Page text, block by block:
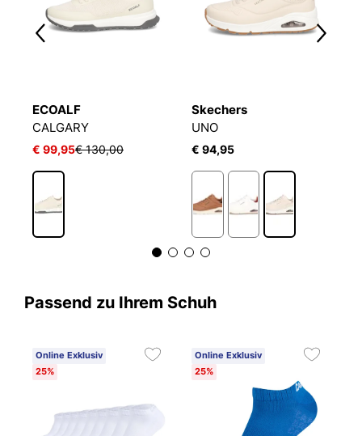
ECOALF
CALGARY
€ 99,95€ 130,00
Skechers
UNO
€ 94,95
Passend zu Ihrem Schuh
Online Exklusiv
25%
Online Exklusiv
25%